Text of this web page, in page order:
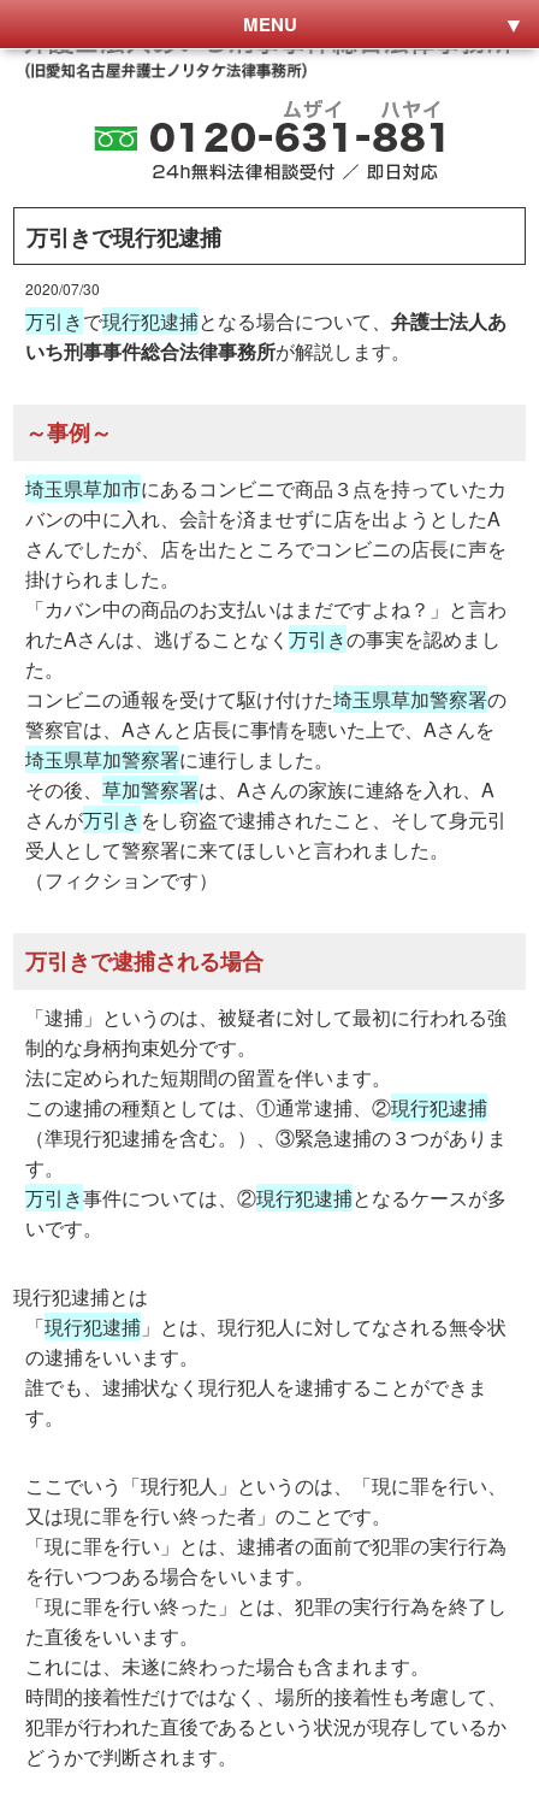
MENU
万引きで現行犯逮捕
2020/07/30
万引きで現行犯逮捕となる場合について、弁護士法人あ
いち刑事事件総合法律事務所が解説します。
～事例～
埼玉県草加市にあるコンビニで商品３点を持っていたカ
バンの中に入れ、会計を済ませずに店を出ようとしたA
さんでしたが、店を出たところでコンビニの店長に声を
掛けられました。
「カバン中の商品のお支払いはまだですよね？」と言わ
れたAさんは、逃げることなく万引きの事実を認めまし
た。
コンビニの通報を受けて駆け付けた埼玉県草加警察署の
警察官は、Aさんと店長に事情を聴いた上で、Aさんを
埼玉県草加警察署に連行しました。
その後、草加警察署は、Aさんの家族に連絡を入れ、A
さんが万引き をし窃盗で逮捕されたこと、そして身元引
受人として警察署に来てほしいと言われました。
（フィクションです）
万引きで逮捕される場合
「逮捕」というのは、被疑者に対して最初に行われる強
制的な身柄拘束処分です。
法に定められた短期間の留置を伴います。
この逮捕の種類としては、①通常逮捕、②現行犯逮捕
（準現行犯逮捕を含む。）、③緊急逮捕の３つがありま
す。
万引き事件については、②現行犯逮捕となるケースが多
いです。
現行犯逮捕とは
「現行犯逮捕 」とは、現行犯人に対してなされる無令状
の逮捕をいいます。
誰でも、逮捕状なく現行犯人を逮捕することができま
す。
ここでいう「現行犯人」というのは、「現に罪を行い、
又は現に罪を行い終った者」のことです。
「現に罪を行い」とは、逮捕者の面前で犯罪の実行行為
を行いつつある場合をいいます。
「現に罪を行い終った」とは、犯罪の実行行為を終了し
た直後をいいます。
これには、未遂に終わった場合も含まれます。
時間的接着性だけではなく、場所的接着性も考慮して、
犯罪が行われた直後であるという状況が現存しているか
どうかで判断されます。